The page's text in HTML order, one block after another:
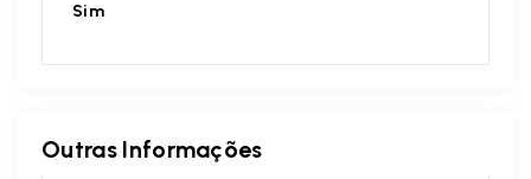
Sim
Outras Informações